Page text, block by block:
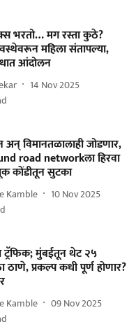
भरतो… मग रस्ता कुठे?
महिला संतापल्या,
आंदोलन
14 Nov 2025
अन् विमानतळालाही जोडणार,
road networkला हिरवा
कोंडीतून सुटका
Kamble
10 Nov 2025
ट्रॅफिक; मुंबईतून थेट २५
ठाणे, प्रकल्प कधी पूर्ण होणार?
Kamble
09 Nov 2025